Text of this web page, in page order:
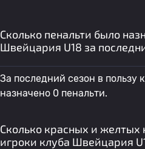
Сколько пенальти было
Швейцария U18 за
За последний сезон в пользу
назначено 0 пенальти.
Сколько красных и желтых
игроки клуба Швейцария